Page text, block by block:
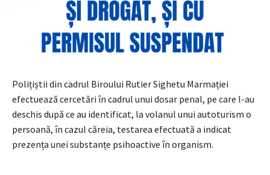
Polițiștii din cadrul Biroului Rutier Sighetu Marmației
efectuează cercetări în cadrul unui dosar penal, pe care l-au
deschis după ce au identificat, la volanul unui autoturism o
persoană, în cazul căreia, testarea efectuată a indicat
prezența unei substanțe psihoactive în organism.